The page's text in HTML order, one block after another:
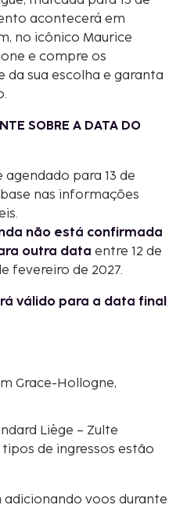
acontecerá em
no icônico Maurice
e compre os
da sua escolha e garanta
SOBRE A DATA DO
para 13 de
nas informações
não está confirmada
outra data entre 12 de
fevereiro de 2027.
válido para a data final
Grace-Hollogne,
Liège – Zulte
de ingressos estão
adicionando voos durante